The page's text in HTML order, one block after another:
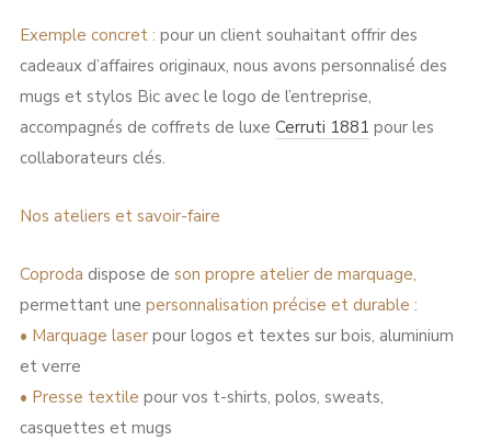
Exemple concret : pour un client souhaitant offrir des
cadeaux d’affaires originaux, nous avons personnalisé des
mugs et stylos Bic avec le logo de l’entreprise,
accompagnés de coffrets de luxe Cerruti 1881 pour les
collaborateurs clés.
Nos ateliers et savoir-faire
Coproda dispose de son propre atelier de marquage,
permettant une personnalisation précise et durable :
• Marquage laserpour logos et textes sur bois, aluminium
et verre
• Presse textile pour vos t-shirts, polos, sweats,
casquettes et mugs